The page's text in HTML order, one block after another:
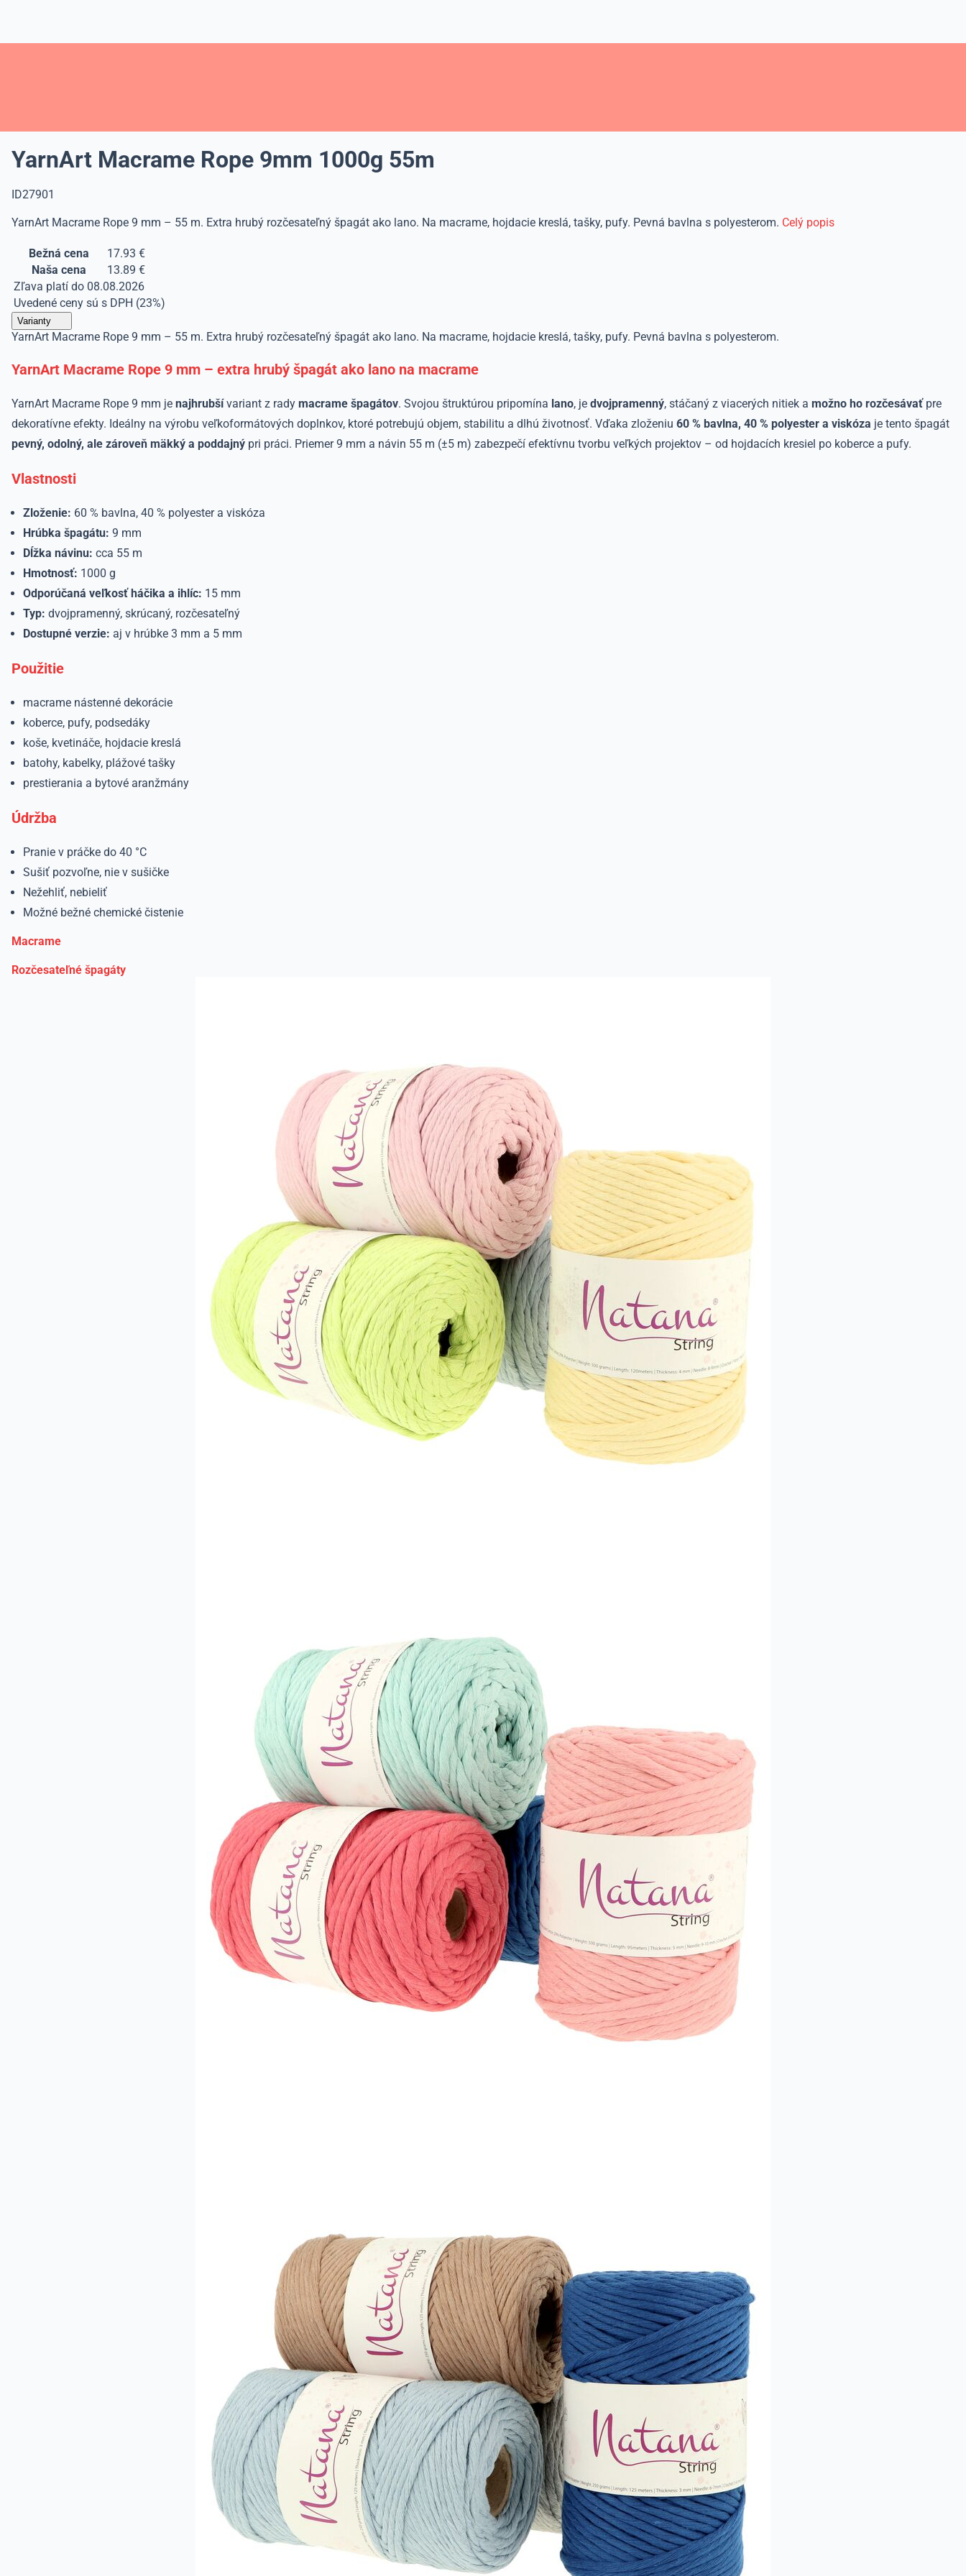
YarnArt Macrame Rope 9mm 1000g 55m
ID27901
YarnArt Macrame Rope 9 mm – 55 m. Extra hrubý rozčesateľný špagát ako lano. Na macrame, hojdacie kreslá, tašky, pufy. Pevná bavlna s polyesterom. Celý popis
Bežná cena
17.93 €
Naša cena
13.89 €
Zľava platí do 08.08.2026
Uvedené ceny sú s DPH (23%)
Varianty
YarnArt Macrame Rope 9 mm – 55 m. Extra hrubý rozčesateľný špagát ako lano. Na macrame, hojdacie kreslá, tašky, pufy. Pevná bavlna s polyesterom.
YarnArt Macrame Rope 9 mm – extra hrubý špagát ako lano na macrame
YarnArt Macrame Rope 9 mm je najhrubšívariant z rady macrame špagátov. Svojou štruktúrou pripomína lano, je dvojpramenný, stáčaný z viacerých nitiek a možno ho rozčesávaťpre
dekoratívne efekty. Ideálny na výrobu veľkoformátových doplnkov, ktoré potrebujú objem, stabilitu a dlhú životnosť. Vďaka zloženiu 60 % bavlna, 40 % polyester a viskóza je tento špagát
pevný, odolný, ale zároveň mäkký a poddajný pri práci. Priemer 9 mm a návin 55 m (±5 m) zabezpečí efektívnu tvorbu veľkých projektov – od hojdacích kresiel po koberce a pufy.
Vlastnosti
Zloženie: 60 % bavlna, 40 % polyester a viskóza
Hrúbka špagátu: 9 mm
Dĺžka návinu: cca 55 m
Hmotnosť: 1000 g
Odporúčaná veľkosť háčika a ihlíc: 15 mm
Typ: dvojpramenný, skrúcaný, rozčesateľný
Dostupné verzie: aj v hrúbke 3 mm a 5 mm
Použitie
macrame nástenné dekorácie
koberce, pufy, podsedáky
koše, kvetináče, hojdacie kreslá
batohy, kabelky, plážové tašky
prestierania a bytové aranžmány
Údržba
Pranie v práčke do 40 °C
Sušiť pozvoľne, nie v sušičke
Nežehliť, nebieliť
Možné bežné chemické čistenie
Macrame
Rozčesateľné špagáty